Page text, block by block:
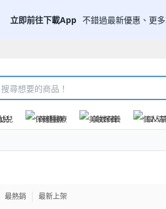
立即前往下載App 不錯過最新優惠、更
兒 保健醫療 美妝保養 個人
最熱銷 最新上架